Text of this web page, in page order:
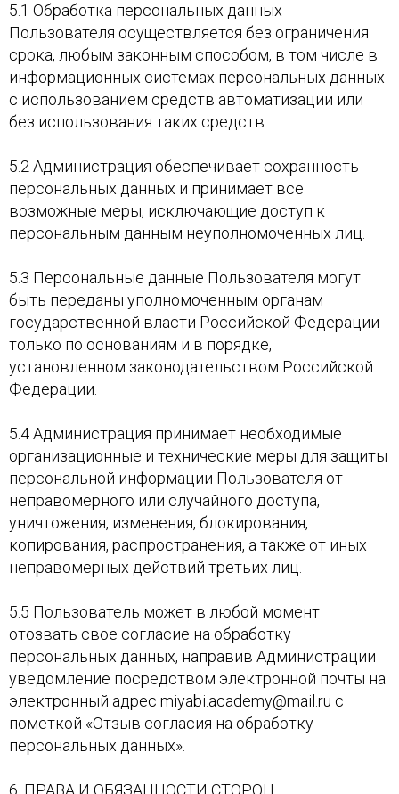
5.1 Обработка персональных данных
Пользователя осуществляется без ограничения
срока, любым законным способом, в том числе в
информационных системах персональных данных
с использованием средств автоматизации или
без использования таких средств.
5.2 Администрация обеспечивает сохранность
персональных данных и принимает все
возможные меры, исключающие доступ к
персональным данным неуполномоченных лиц.
5.3 Персональные данные Пользователя могут
быть переданы уполномоченным органам
государственной власти Российской Федерации
только по основаниям и в порядке,
установленном законодательством Российской
Федерации.
5.4 Администрация принимает необходимые
организационные и технические меры для защиты
персональной информации Пользователя от
неправомерного или случайного доступа,
уничтожения, изменения, блокирования,
копирования, распространения, а также от иных
неправомерных действий третьих лиц.
5.5 Пользователь может в любой момент
отозвать свое согласие на обработку
персональных данных, направив Администрации
уведомление посредством электронной почты на
электронный адрес miyabi.academy@mail.ru с
пометкой «Отзыв согласия на обработку
персональных данных».
6. ПРАВА И ОБЯЗАННОСТИ СТОРОН